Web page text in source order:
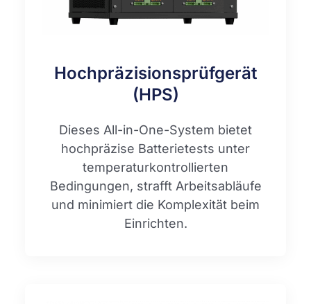
Hochpräzisionsprüfgerät
(HPS)
Dieses All-in-One-System bietet
hochpräzise Batterietests unter
temperaturkontrollierten
Bedingungen, strafft Arbeitsabläufe
und minimiert die Komplexität beim
Einrichten.